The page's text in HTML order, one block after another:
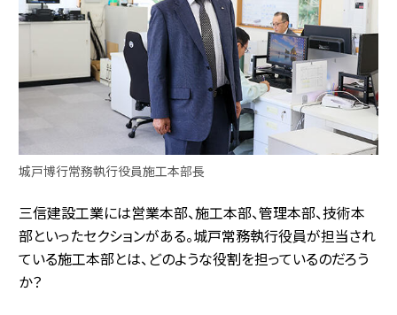
城戸博行常務執行役員施工本部長
三信建設工業には営業本部、施工本部、管理本部、技術本
部といったセクションがある。城戸常務執行役員が担当され
ている施工本部とは、どのような役割を担っているのだろう
か？